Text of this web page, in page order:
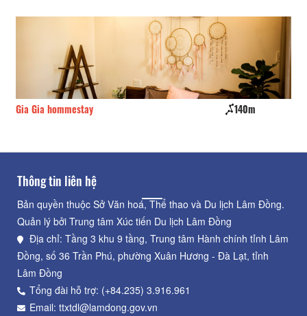
Gia Gia hommestay 140m
Thông tin liên hệ
Bản quyền thuộc Sở Văn hoá, Thể thao và Du lịch Lâm Đồng.
Quản lý bởi Trung tâm Xúc tiến Du lịch Lâm Đồng
Địa chỉ: Tầng 3 khu 9 tầng, Trung tâm Hành chính tỉnh Lâm
Đồng, số 36 Trần Phú, phường Xuân Hương - Đà Lạt, tỉnh
Lâm Đồng
Tổng đài hỗ trợ: (+84.235) 3.916.961
Email: ttxtdl@lamdong.gov.vn